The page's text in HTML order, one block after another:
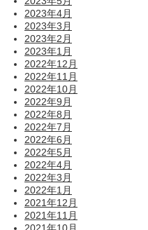
2023年4月
2023年3月
2023年2月
2023年1月
2022年12月
2022年11月
2022年10月
2022年9月
2022年8月
2022年7月
2022年6月
2022年5月
2022年4月
2022年3月
2022年1月
2021年12月
2021年11月